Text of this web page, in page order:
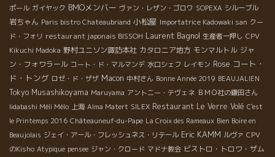
ポール ガイヤック BMOメンバー ヴァン・レザン・ゴロワ SOPEXA シルーブル
岩ちゃん Paris bistro Chateaubriand 小松屋 Importatrice Kadowaki san クー
ド・フォリ restaurant japonais BISSOH Laurent Bagnol 生産者一押し CPV
Kikuchi Madoka 野村ユニソン諏訪本社 カタロニア地方 モンマルトル ジャ
ン・フォワラール コート・ド・マルマンデ 水口シェフ レイモン Rose コート・
ド・トング ロゼ・ド・ザザ Macon 中村さん Bonne Année 2019 BEAUJALIEN
Tokyo Musashikoyama Maruyama アントニー・テヴェネ ＢＭＯ社の鎌田さん
Iidabashi Méli Mélo 上海 Alma Matert SILEX Restaurant Le Verre Volé C'est
le Printemps 2016 Châteauneuf-du-Pape La Croix des Rameaux Bien Boire en
Beaujolais ジェイ・アール・フレッシュネス・リテール Eric KAMM ルヴァ CPV
のKisho Atypique pensee ジャン・クロード マドナ教会 ビストロ・トロワ・ザム